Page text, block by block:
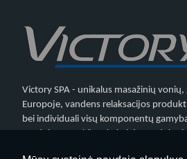
Victory SPA - unikalus masažinių
Europoje, vandens relaksacijos
bei individuali visų komponentų
produktus. Aukštos kokybės